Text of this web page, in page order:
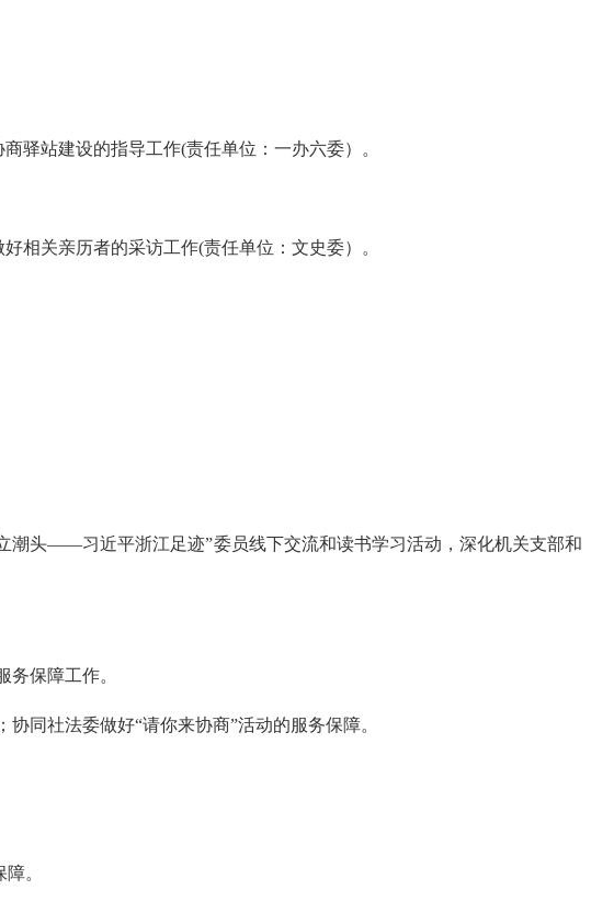
驿站建设的指导工作(责任单位：一办六委）。
相关亲历者的采访工作(责任单位：文史委）。
潮头——习近平浙江足迹”委员线下交流和读书学习活动，深化机关支部和
务保障工作。
同社法委做好“请你来协商”活动的服务保障。
。